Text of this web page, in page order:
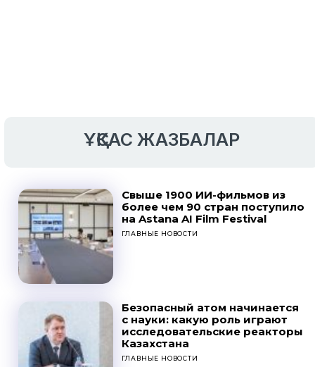
ҰҚСАС ЖАЗБАЛАР
Свыше 1900 ИИ-фильмов из
более чем 90 стран поступило
на Astana AI Film Festival
ГЛАВНЫЕ НОВОСТИ
Безопасный атом начинается
с науки: какую роль играют
исследовательские реакторы
Казахстана
ГЛАВНЫЕ НОВОСТИ